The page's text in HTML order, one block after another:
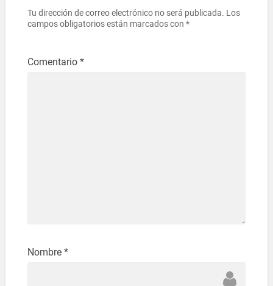
Tu dirección de correo electrónico no será publicada. Los
campos obligatorios están marcados con *
Comentario *
Nombre *